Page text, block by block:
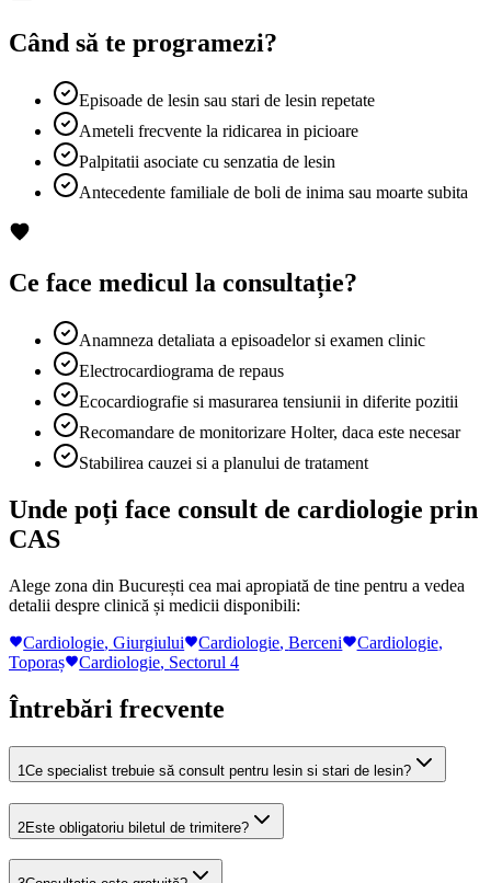
Când să te programezi?
Episoade de lesin sau stari de lesin repetate
Ameteli frecvente la ridicarea in picioare
Palpitatii asociate cu senzatia de lesin
Antecedente familiale de boli de inima sau moarte subita
Ce face medicul la consultație?
Anamneza detaliata a episoadelor si examen clinic
Electrocardiograma de repaus
Ecocardiografie si masurarea tensiunii in diferite pozitii
Recomandare de monitorizare Holter, daca este necesar
Stabilirea cauzei si a planului de tratament
Unde poți face consult de cardiologie prin
CAS
Alege zona din București cea mai apropiată de tine pentru a vedea
detalii despre clinică și medicii disponibili:
Cardiologie,Giurgiului Cardiologie,Berceni Cardiologie,
Toporaș
Cardiologie, Sectorul 4
Întrebări frecvente
1 Ce specialist trebuie să consult pentru lesin si stari de lesin?
2Este obligatoriu biletul de trimitere?